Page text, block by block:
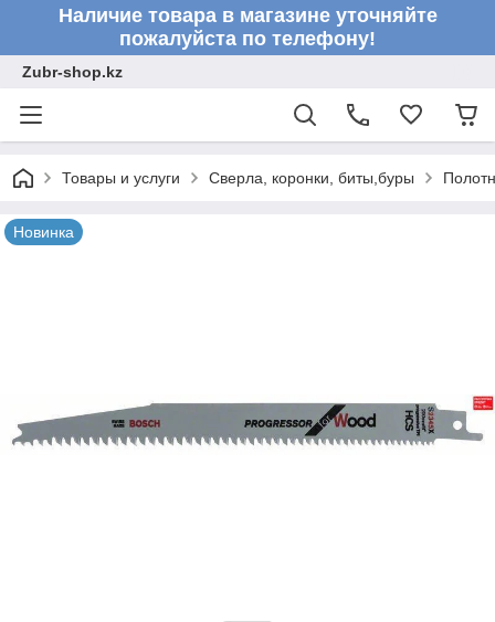
Наличие товара в магазине уточняйте
пожалуйста по телефону!
Zubr-shop.kz
Товары и услуги Сверла, коронки, биты,буры
Новинка